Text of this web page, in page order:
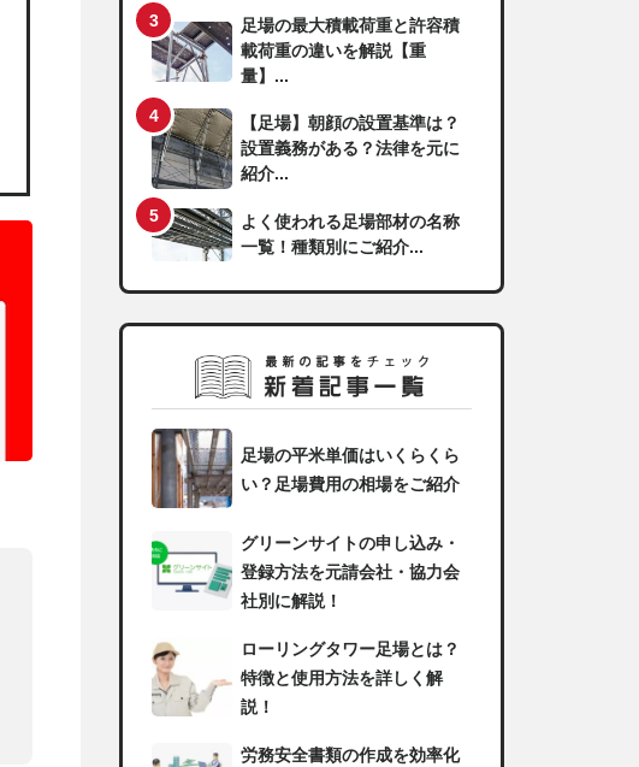
足場の最大積載荷重と許容積
載荷重の違いを解説【重
量】...
【足場】朝顔の設置基準は？
設置義務がある？法律を元に
紹介...
よく使われる足場部材の名称
一覧！種類別にご紹介...
足場の平米単価はいくらくら
い？足場費用の相場をご紹介
グリーンサイトの申し込み・
登録方法を元請会社・協力会
社別に解説！
ローリングタワー足場とは？
特徴と使用方法を詳しく解
説！
労務安全書類の作成を効率化